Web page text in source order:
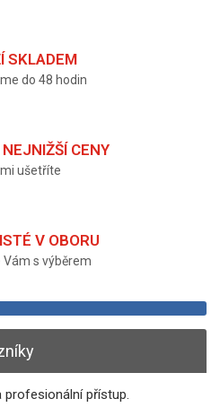
SKLADEM
do 48 hodin
CENY
ušetříte
V OBORU
s výběrem
profesionální přístup.